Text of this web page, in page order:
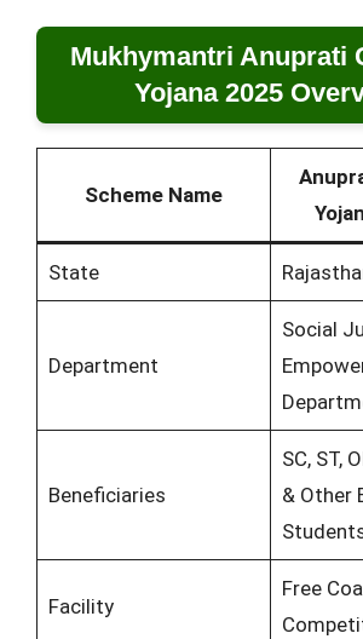
Mukhymantri Anuprati
Yojana 2025
Scheme Name
State
Department
Social
Beneficiaries
SC, ST,
& Other
Facility
Free